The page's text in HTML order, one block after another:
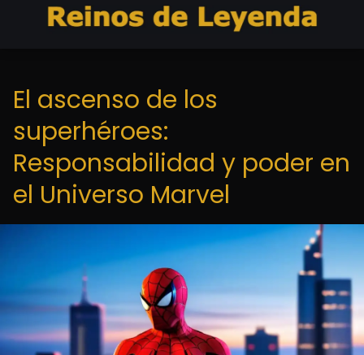
El ascenso de los
superhéroes:
Responsabilidad y poder en
el Universo Marvel